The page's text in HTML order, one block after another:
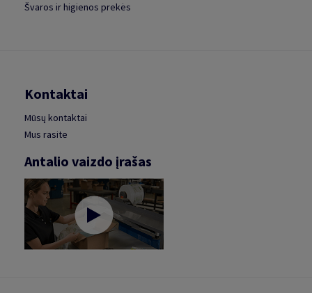
Švaros ir higienos prekės
Kontaktai
Mūsų kontaktai
Mus rasite
Antalio vaizdo įrašas